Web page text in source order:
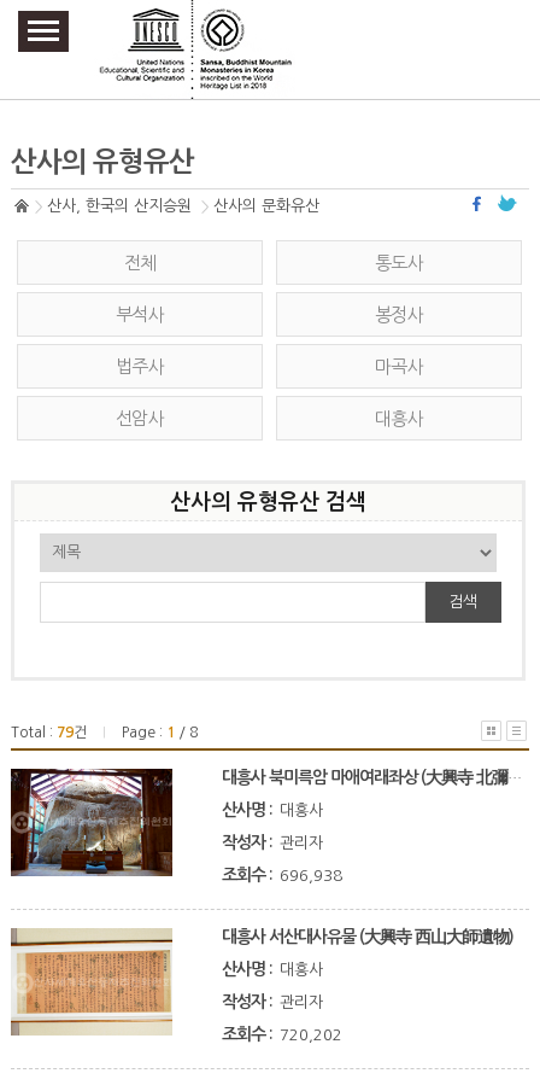
주요메뉴 바로가기
본문 바로가기
하단메뉴 바로가기
산사의 유형유산
산사, 한국의 산지승원 산사의 문화유산
전체 통도사
부석사 봉정사
법주사 마곡사
선암사 대흥사
산사의 유형유산 검색
검색
Total : 79건 Page : 1 / 8
대흥사 북미륵암 마애여래좌상 (大興寺 北彌勒庵 磨崖如來坐像)
산사명 : 대흥사
작성자 : 관리자
조회수 : 696,938
대흥사 서산대사유물 (大興寺 西山大師遺物)
산사명 : 대흥사
작성자 : 관리자
조회수 : 720,202